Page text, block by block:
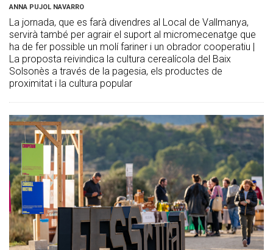
ANNA PUJOL NAVARRO
La jornada, que es farà divendres al Local de Vallmanya,
servirà també per agrair el suport al micromecenatge que
ha de fer possible un molí fariner i un obrador cooperatiu |
La proposta reivindica la cultura cerealícola del Baix
Solsonès a través de la pagesia, els productes de
proximitat i la cultura popular